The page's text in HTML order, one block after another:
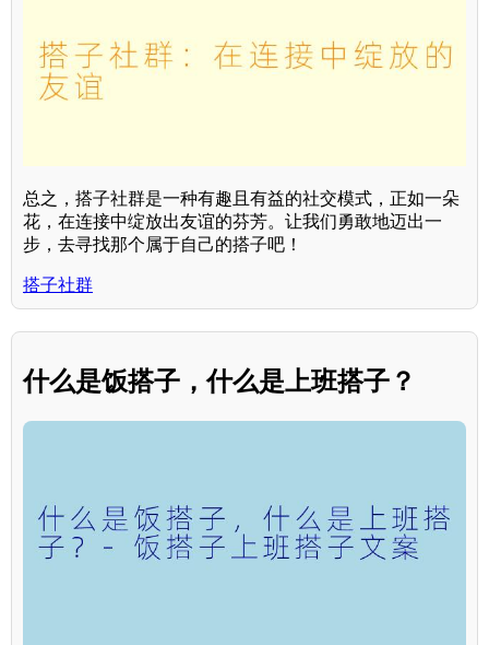
总之，搭子社群是一种有趣且有益的社交模式，正如一朵
花，在连接中绽放出友谊的芬芳。让我们勇敢地迈出一
步，去寻找那个属于自己的搭子吧！
搭子社群
什么是饭搭子，什么是上班搭子？